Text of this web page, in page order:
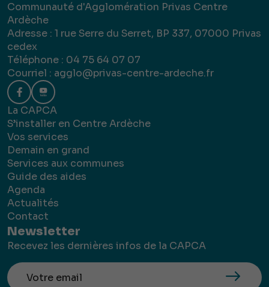
Communauté d'Agglomération Privas Centre
Ardèche
Adresse : 1 rue Serre du Serret, BP 337, 07000 Privas
cedex
Téléphone : 04 75 64 07 07
Courriel : agglo@privas-centre-ardeche.fr
La CAPCA
S’installer en Centre Ardèche
Vos services
Demain en grand
Services aux communes
Guide des aides
Agenda
Actualités
Contact
Newsletter
Recevez les dernières infos de la CAPCA